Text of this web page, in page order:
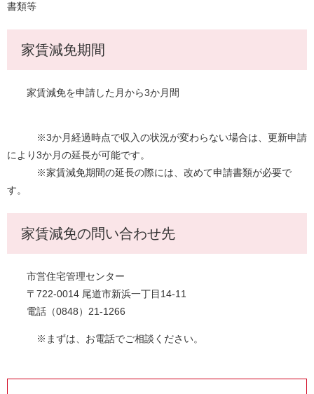
書類等
家賃減免期間
家賃減免を申請した月から3か月間
※3か月経過時点で収入の状況が変わらない場合は、更新申請
により3か月の延長が可能です。
※家賃減免期間の延長の際には、改めて申請書類が必要で
す。
家賃減免の問い合わせ先
市営住宅管理センター
〒722-0014 尾道市新浜一丁目14-11
電話（0848）21-1266
※まずは、お電話でご相談ください。